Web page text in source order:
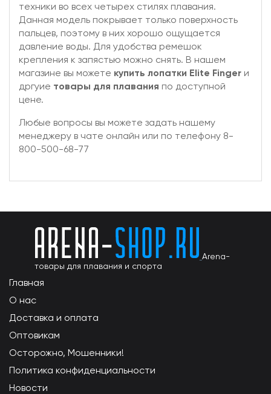
техники во всех четырех стилях плавания.
Данная модель покрывает только поверхность
пальцев, поэтому в них хорошо ощущается
давление воды. Для удобства ремешок
крепления к запястью можно снять. В нашем
магазине вы можете купить лопатки Elite Finger и
дргуие товары для плавания по доступной
цене.
Любые вопросы вы можете задать нашему
менеджеру в чате онлайн или по телефону 8-
800-500-68-77
Arena-
товары для плавания и спорта
Главная
О нас
Доставка и оплата
Оптовикам
Осторожно, Мошенники!
Политика конфиденциальности
Новости